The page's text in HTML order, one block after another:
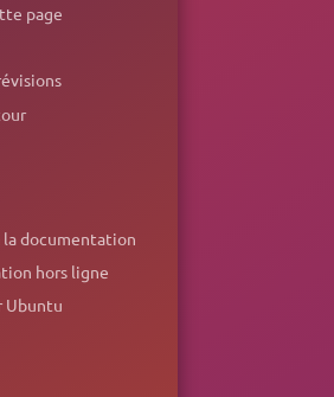
page
la documentation
hors ligne
Ubuntu